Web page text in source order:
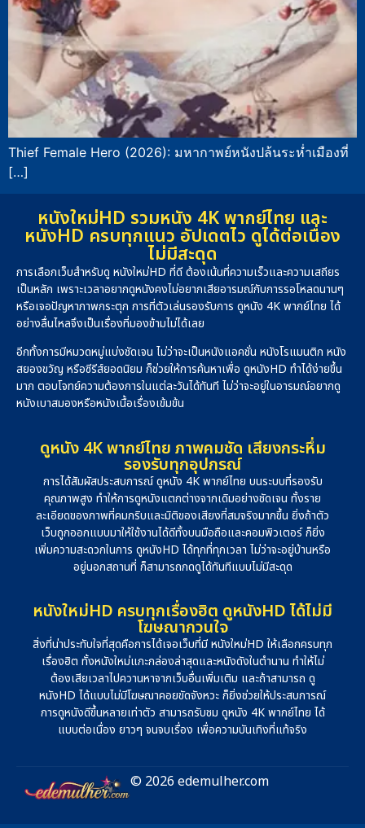
Thief Female Hero (2026): มหากาพย์หนังปล้นระห่ำเมืองที่
[…]
หนังใหม่HD รวมหนัง 4K พากย์ไทย และ
หนังHD ครบทุกแนว อัปเดตไว ดูได้ต่อเนื่อง
ไม่มีสะดุด
การเลือกเว็บสำหรับดู หนังใหม่HD ที่ดี ต้องเน้นที่ความเร็วและความเสถียร
เป็นหลัก เพราะเวลาอยากดูหนังคงไม่อยากเสียอารมณ์กับการรอโหลดนานๆ
หรือเจอปัญหาภาพกระตุก การที่ตัวเล่นรองรับการ ดูหนัง 4K พากย์ไทย ได้
อย่างลื่นไหลจึงเป็นเรื่องที่มองข้ามไม่ได้เลย
อีกทั้งการมีหมวดหมู่แบ่งชัดเจน ไม่ว่าจะเป็นหนังแอคชั่น หนังโรแมนติก หนัง
สยองขวัญ หรือซีรีส์ยอดนิยม ก็ช่วยให้การค้นหาเพื่อ ดูหนังHD ทำได้ง่ายขึ้น
มาก ตอบโจทย์ความต้องการในแต่ละวันได้ทันที ไม่ว่าจะอยู่ในอารมณ์อยากดู
หนังเบาสมองหรือหนังเนื้อเรื่องเข้มข้น
ดูหนัง 4K พากย์ไทย ภาพคมชัด เสียงกระหึ่ม
รองรับทุกอุปกรณ์
การได้สัมผัสประสบการณ์ ดูหนัง 4K พากย์ไทย บนระบบที่รองรับ
คุณภาพสูง ทำให้การดูหนังแตกต่างจากเดิมอย่างชัดเจน ทั้งราย
ละเอียดของภาพที่คมกริบและมิติของเสียงที่สมจริงมากขึ้น ยิ่งถ้าตัว
เว็บถูกออกแบบมาให้ใช้งานได้ดีทั้งบนมือถือและคอมพิวเตอร์ ก็ยิ่ง
เพิ่มความสะดวกในการ ดูหนังHD ได้ทุกที่ทุกเวลา ไม่ว่าจะอยู่บ้านหรือ
อยู่นอกสถานที่ ก็สามารถกดดูได้ทันทีแบบไม่มีสะดุด
หนังใหม่HD ครบทุกเรื่องฮิต ดูหนังHD ได้ไม่มี
โฆษณากวนใจ
สิ่งที่น่าประทับใจที่สุดคือการได้เจอเว็บที่มี หนังใหม่HD ให้เลือกครบทุก
เรื่องฮิต ทั้งหนังใหม่แกะกล่องล่าสุดและหนังดังในตำนาน ทำให้ไม่
ต้องเสียเวลาไปควานหาจากเว็บอื่นเพิ่มเติม และถ้าสามารถ ดู
หนังHD ได้แบบไม่มีโฆษณาคอยขัดจังหวะ ก็ยิ่งช่วยให้ประสบการณ์
การดูหนังดีขึ้นหลายเท่าตัว สามารถรับชม ดูหนัง 4K พากย์ไทย ได้
แบบต่อเนื่อง ยาวๆ จนจบเรื่อง เพื่อความบันเทิงที่แท้จริง
© 2026 edemulher.com